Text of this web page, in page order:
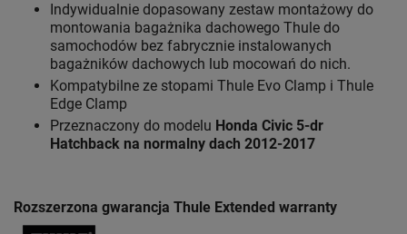
Indywidualnie dopasowany zestaw montażowy do
montowania bagażnika dachowego Thule do
samochodów bez fabrycznie instalowanych
bagażników dachowych lub mocowań do nich.
Kompatybilne ze stopami Thule Evo Clamp i Thule
Edge Clamp
Przeznaczony do modelu Honda Civic 5-dr
Hatchback na normalny dach 2012-2017
Rozszerzona gwarancja Thule Extended warranty